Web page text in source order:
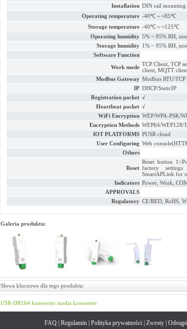
Installation DIN rail mounting
Operating temperature -40℃～+85℃
Storage temperature -40℃～+125℃
Operating humidity 5% ~ 95% RH,
Storage humidity 1% ~ 95% RH,
Software Function
Work mode TCP Client, TCP
client, MQTT
Modbus Gateway Modbus RTU/
IP DHCP/StaticIP
Registration packet √
Heartbeat packet √
WiFi Encryption WEP/WPA-PSK/
Encryption Methods WEP64/WEP128/
IOT PLATFORMS PUSR cloud
User Configuring Web
Others
Reset
Reset button
factory
SmartAPLink for
Indicators Power, Work,
APPROVALS
Regulatory CE/RED, RoHS,
Galeria produktu:
Słowa kluczowe dla tego produktu:
USR-DR164 konwerter media konwerter
FAQ Regulamin Polityka prywatności Zwroty